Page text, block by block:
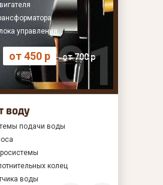
управления
от 450 р от 700 р
воду
подачи воды
колец
воды